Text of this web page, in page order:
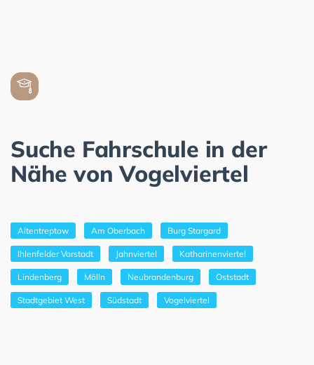
Suche Fahrschule in der
Nähe von Vogelviertel
Altentreptow Am Oberbach Burg Stargard
Ihlenfelder Vorstadt Jahnviertel Katharinenviertel
Lindenberg Mölln Neubrandenburg Oststadt
Stadtgebiet West Südstadt Vogelviertel